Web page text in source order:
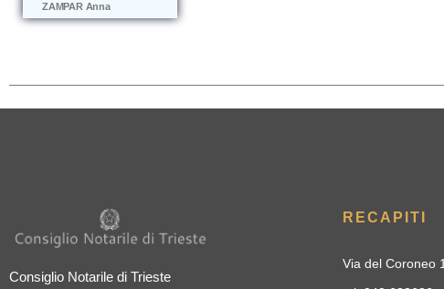
ZAMPAR Anna
Consiglio Notarile di Trieste
RECAPITI
Via del Coroneo